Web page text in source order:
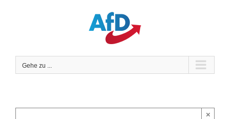
Gehe zu ...
×